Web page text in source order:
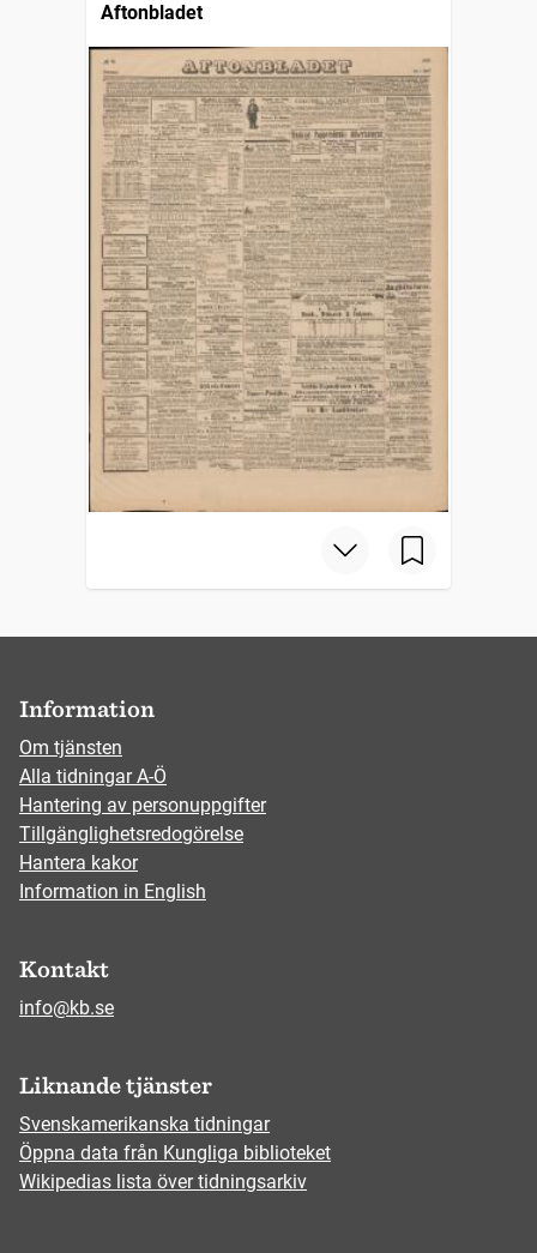
Aftonbladet
Information
Om tjänsten
Alla tidningar A-Ö
Hantering av personuppgifter
Tillgänglighetsredogörelse
Hantera kakor
Information in English
Kontakt
info@kb.se
Liknande tjänster
Svenskamerikanska tidningar
Öppna data från Kungliga biblioteket
Wikipedias lista över tidningsarkiv